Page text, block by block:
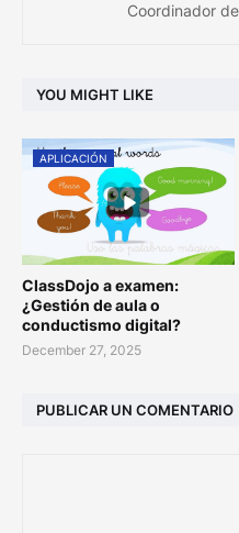
Coordinador
YOU MIGHT LIKE
APLICACIÓN
ClassDojo a examen:
¿Gestión de aula o
conductismo digital?
December 27, 2025
PUBLICAR UN COMENTARIO